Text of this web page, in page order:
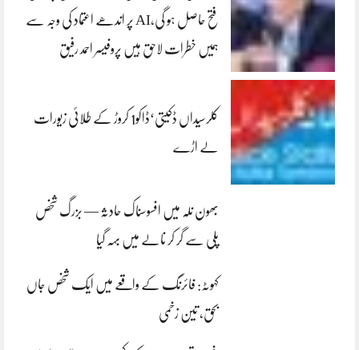
فتح حاصل ہو گی،AI پر اندھے اعتماد کی وجہ سے
ہمیں خطرات لاحق ہیں پروفیسر احمد رفیق
کلرسیداں ڈکیتی‘ڈاکو1 کروڑ کے طلائی زیورات
لے اڑے
بھون نلہ میں افسوسناک حادثہ — بزرگ شخص
پلی سے گر کر نالے میں بہہ گیا
کہوٹہ: فائرنگ کے واقعے میں ایک شخص جاں
بحق، تین زخمی